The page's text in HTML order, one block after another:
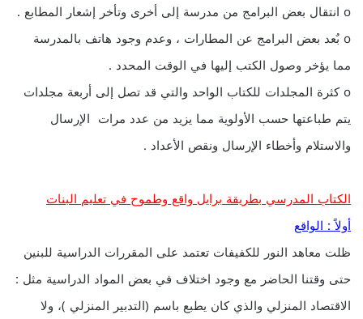
o انتقال بعض البرامج من مدرسة إلى أخرى وتأخر إشعار المطابع .
o بٌعد بعض البرامج عن المطارات ، وعدم وجود هاتف بالمدرسة
مما يؤخر وصول الكتب إليها في الوقت المحدد .
o كثرة المجلدات للكتاب الواحد والتي قد تصل إلى أربعة مجلدات
يتم طباعتها حسب الأولوية مما يزيد من عدد مرات الإرسال
والاستلام وأخطاء الإرسال ونقص الأعداد .
الكتاب المدرسي بطريقة برايل واقع وطموح في تعليم البنات
أولاً : الواقع
ظلت معاهد النور للكفيفات تعتمد على المقررات الدراسية للبنين
حتى وقتنا الحاضر مع وجود اختلاف في بعض المواد الدراسية مثل :
الاقتصاد المنزلي والذي كان يطبع باسم (التدبير المنزلي )، ولا